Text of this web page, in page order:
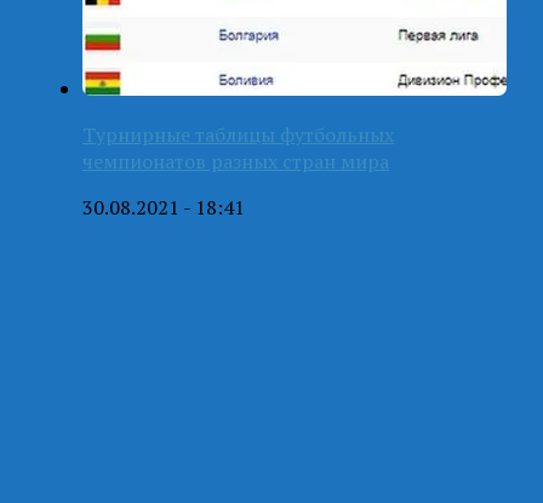
Турнирные таблицы футбольных
чемпионатов разных стран мира
30.08.2021 - 18:41